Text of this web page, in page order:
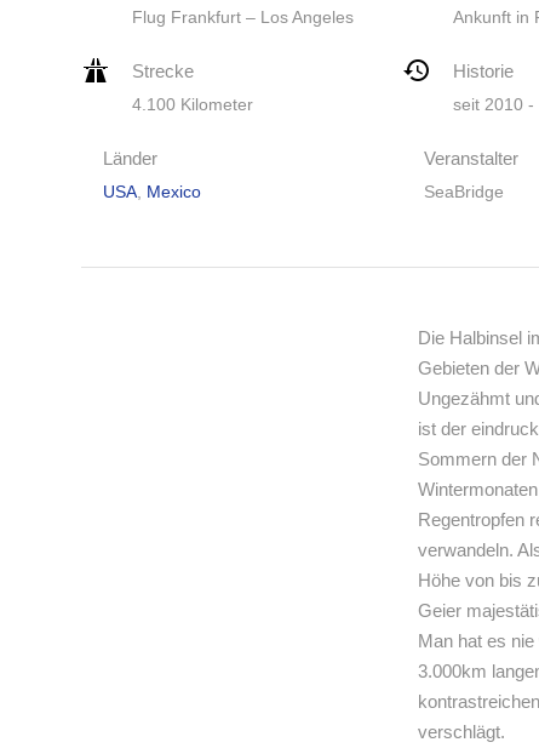
Flug Frankfurt – Los Angeles
Ankunft in
Strecke
4.100 Kilometer
Historie
seit 2010 -
Länder
USA Mexico
Veranstalter
SeaBridge
Die Halbinsel
Gebieten der
Ungezähmt
ist der
Sommern der
Regentropfen
verwandeln.
Höhe von bis
Geier
Man hat es
3.000km
verschlägt.